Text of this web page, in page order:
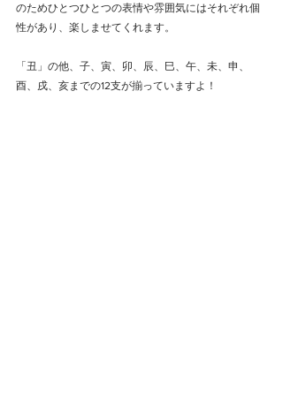
のためひとつひとつの表情や雰囲気にはそれぞれ個
性があり、楽しませてくれます。
「丑」の他、子、寅、卯、辰、巳、午、未、申、
酉、戌、亥までの12支が揃っていますよ！